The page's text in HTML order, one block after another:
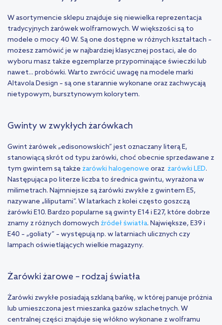
W asortymencie sklepu znajduje się niewielka reprezentacja
tradycyjnych żarówek wolframowych. W większości są to
modele o mocy 40 W. Są one dostępne w różnych kształtach –
możesz zamówić je w najbardziej klasycznej postaci, ale do
wyboru masz także egzemplarze przypominające świeczki lub
nawet... probówki. Warto zwrócić uwagę na modele marki
Altavola Design – są one starannie wykonane oraz zachwycają
nietypowym, bursztynowym kolorytem.
Gwinty w zwykłych żarówkach
Gwint żarówek „edisonowskich” jest oznaczany literą E,
stanowiącą skrót od typu żarówki, choć obecnie sprzedawane z
tym gwintem są także żarówki halogenowe oraz żarówki LED.
Następująca po literze liczba to średnica gwintu, wyrażona w
milimetrach. Najmniejsze są żarówki zwykłe z gwintem E5,
nazywane „liliputami”. W latarkach z kolei często goszczą
żarówki E10. Bardzo popularne są gwinty E14 i E27, które dobrze
znamy z różnych domowych źródeł światła. Największe, E39 i
E40 – „goliaty” – występują np. w latarniach ulicznych czy
lampach oświetlających wielkie magazyny.
Żarówki żarowe – rodzaj światła
Żarówki zwykłe posiadają szklaną bańkę, w której panuje próżnia
lub umieszczona jest mieszanka gazów szlachetnych. W
centralnej części znajduje się włókno wykonane z wolframu